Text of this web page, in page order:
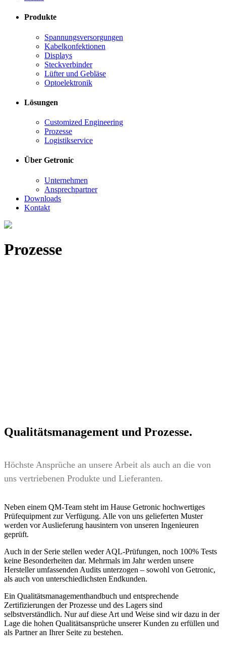
Produkte
Spannungsversorgungen
Kabelkonfektionen
Displays
Steckverbinder
Lüfter und Gebläse
Optoelektronik
Lösungen
Customized Engineering
Prozesse
Logistikservice
Über Getronic
Unternehmen
Ansprechpartner
Downloads
Kontakt
Prozesse
Qualitätsmanagement und Prozesse.
Höchste Ansprüche an unsere Arbeit als auch an die von
uns vertriebenen Produkte und Lieferanten.
Neben einem QM-Team steht im Hause Getronic hochwertiges
Prüfequipment zur Verfügung. Alle von uns gelieferten Muster
werden vor Auslieferung hausintern von unseren Ingenieuren
geprüft.
Auch in der Serie stellen weder AQL-Prüfungen, noch 100% Tests
keine Besonderheiten dar. Mehrmals im Jahr werden unsere
Hersteller umfassenden Audits unterzogen – sowohl von Getronic,
als auch von unterschiedlichsten Endkunden.
Ein Qualitätsmanagementhandbuch und entsprechende
Zertifizierungen der Prozesse und des Lagers sind
selbstverständlich. Nur auf diese Art und Weise sind wir dazu in der
Lage die hohen Qualitätsansprüche unserer Kunden zu erfüllen und
als Partner an Ihrer Seite zu bestehen.